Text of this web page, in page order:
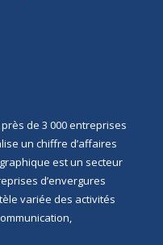
de 3 000 entreprises
un chiffre d’affaires
est un secteur
d’envergures
variée des activités